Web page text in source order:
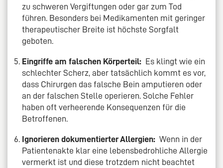
zu schweren Vergiftungen oder gar zum Tod
führen. Besonders bei Medikamenten mit geringer
therapeutischer Breite ist höchste Sorgfalt
geboten.
Eingriffe am falschen Körperteil: Es klingt wie ein
schlechter Scherz, aber tatsächlich kommt es vor,
dass Chirurgen das falsche Bein amputieren oder
an der falschen Stelle operieren. Solche Fehler
haben oft verheerende Konsequenzen für die
Betroffenen.
Ignorieren dokumentierter Allergien: Wenn in der
Patientenakte klar eine lebensbedrohliche Allergie
vermerkt ist und diese trotzdem nicht beachtet